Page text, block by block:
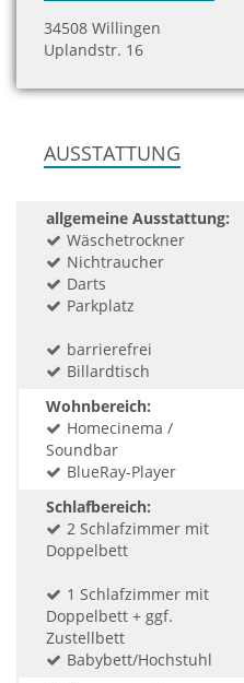
34508 Willingen
Uplandstr. 16
AUSSTATTUNG
allgemeine Ausstattung:
Wäschetrockner
Nichtraucher
Darts
Parkplatz
barrierefrei
Billardtisch
Wohnbereich:
Homecinema /
Soundbar
BlueRay-Player
Schlafbereich:
2 Schlafzimmer mit
Doppelbett
1 Schlafzimmer mit
Doppelbett + ggf.
Zustellbett
Babybett/Hochstuhl